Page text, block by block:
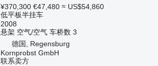
¥370,300 €47,480 ≈ US$54,860
低平板半挂车
2008
悬架 空气/空气 车桥数 3
德国, Regensburg
Kornprobst GmbH
联系卖方